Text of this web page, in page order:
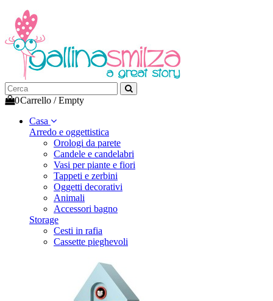
0Carrello /Empty
Casa
Arredo e oggettistica
Orologi da parete
Candele e candelabri
Vasi per piante e fiori
Tappeti e zerbini
Oggetti decorativi
Animali
Accessori bagno
Storage
Cesti in rafia
Cassette pieghevoli